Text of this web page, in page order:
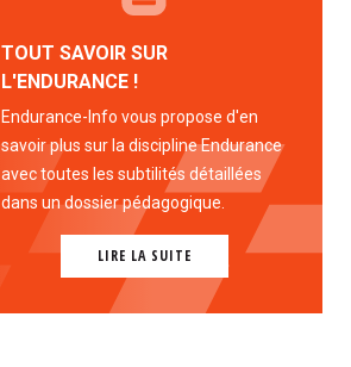
TOUT SAVOIR SUR
L'ENDURANCE !
Endurance-Info vous propose d'en
savoir plus sur la discipline Endurance
avec toutes les subtilités détaillées
dans un dossier pédagogique.
LIRE LA SUITE